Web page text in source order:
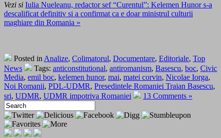
Vezi si Iulia Nueleanu, redactor sef “Curentul”: Kelemen Hunor s-a
descalificat definitiv si a confirmat ca e doar ministrul culturii
maghiare din Romania »
Posted in Analize, Colimatorul, Documentare, Editoriale, Top
News
Tags: anticonstitutional, antiromanism, Basescu, boc, Civic
Media, emil boc, kelemen hunor, mai, matei corvin, Nicolae Iorga,
Noi Romanii, PDL-UDMR, Presedintele Romaniei Traian Basescu,
sri, UDMR, UDMR impotriva Romaniei 13 Comments »